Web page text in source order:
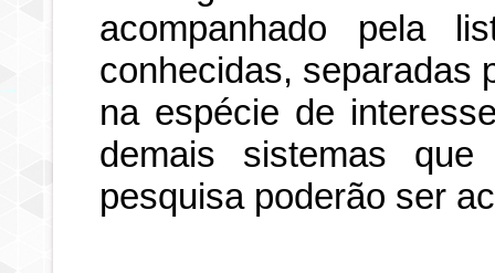
acompanhado pela
conhecidas, separadas
na espécie de
demais sistemas
pesquisa poderão ser